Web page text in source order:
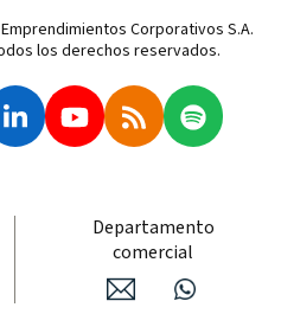
Corporativos S.A.
los derechos reservados.
Departamento
comercial